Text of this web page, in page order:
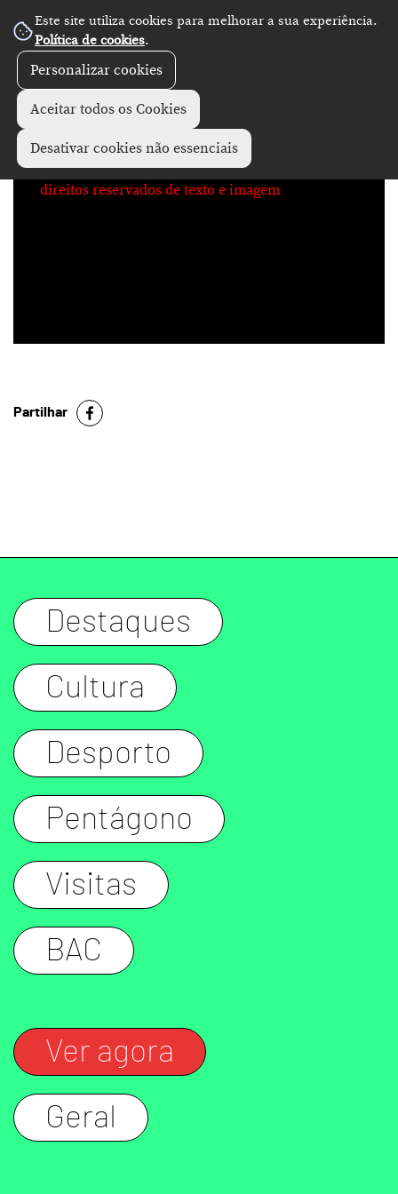
Este site utiliza cookies para melhorar a sua experiência.
Política de cookies.
Personalizar cookies
Aceitar todos os Cookies
Desativar cookies não essenciais
No Record
direitos reservados de texto e imagem
Partilhar
Destaques
Cultura
Desporto
Pentágono
Visitas
BAC
Ver agora
Geral